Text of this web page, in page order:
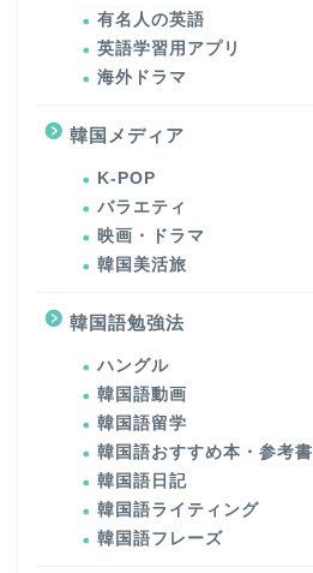
有名人の英語
英語学習用アプリ
海外ドラマ
韓国メディア
K-POP
バラエティ
映画・ドラマ
韓国美活旅
韓国語勉強法
ハングル
韓国語動画
韓国語留学
韓国語おすすめ本・参考書
韓国語日記
韓国語ライティング
韓国語フレーズ